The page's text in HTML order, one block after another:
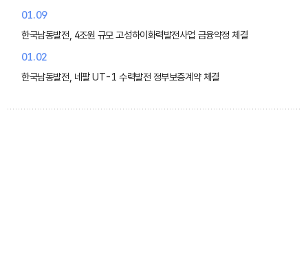
01.09
한국남동발전, 4조원 규모 고성하이화력발전사업 금융약정 체결
01.02
한국남동발전, 네팔 UT-1 수력발전 정부보증계약 체결